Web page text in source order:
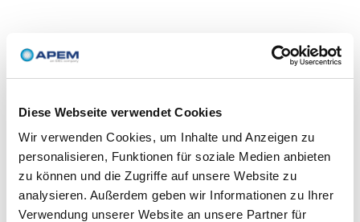
Diese Webseite verwendet Cookies
Wir verwenden Cookies, um Inhalte und Anzeigen zu
personalisieren, Funktionen für soziale Medien anbieten
zu können und die Zugriffe auf unsere Website zu
analysieren. Außerdem geben wir Informationen zu Ihrer
Verwendung unserer Website an unsere Partner für